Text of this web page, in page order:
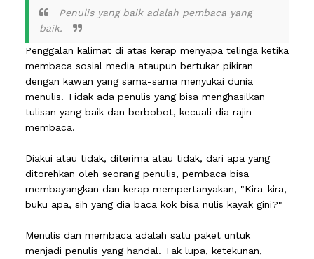
Penulis yang baik adalah pembaca yang
baik.
Penggalan kalimat di atas kerap menyapa telinga ketika
membaca sosial media ataupun bertukar pikiran
dengan kawan yang sama-sama menyukai dunia
menulis. Tidak ada penulis yang bisa menghasilkan
tulisan yang baik dan berbobot, kecuali dia rajin
membaca.
Diakui atau tidak, diterima atau tidak, dari apa yang
ditorehkan oleh seorang penulis, pembaca bisa
membayangkan dan kerap mempertanyakan, "Kira-kira,
buku apa, sih yang dia baca kok bisa nulis kayak gini?"
Menulis dan membaca adalah satu paket untuk
menjadi penulis yang handal. Tak lupa, ketekunan,